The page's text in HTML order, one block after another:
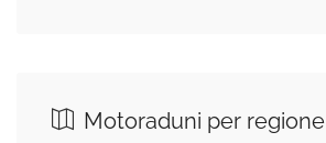
Motoraduni per regione